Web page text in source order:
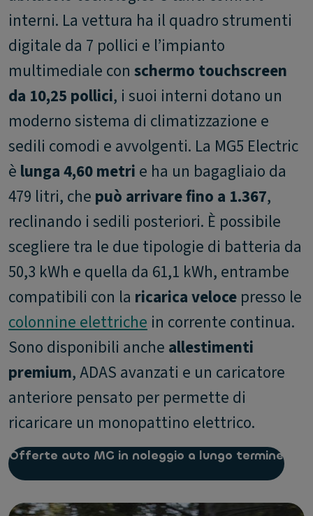
interni. La vettura ha il quadro strumenti
digitale da 7 pollici e l’impianto
multimediale con schermo touchscreen
da 10,25 pollici, i suoi interni dotano un
moderno sistema di climatizzazione e
sedili comodi e avvolgenti. La MG5 Electric
è lunga 4,60 metri e ha un bagagliaio da
479 litri, che può arrivare fino a 1.367,
reclinando i sedili posteriori. È possibile
scegliere tra le due tipologie di batteria da
50,3 kWh e quella da 61,1 kWh, entrambe
compatibili con la ricarica veloce presso le
colonnine elettriche in corrente continua.
Sono disponibili anche allestimenti
premium, ADAS avanzati e un caricatore
anteriore pensato per permette di
ricaricare un monopattino elettrico.
Offerte auto MG in noleggio a lungo termine